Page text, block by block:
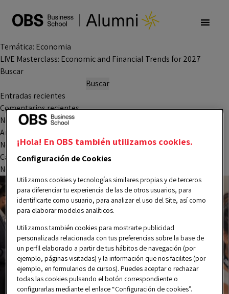
Temática: Economia
LIVE Masterclass: Economic and Financial Trends for 2027
Buscar
Buscar
Entradas recientes
Comentarios recientes
No hay comentarios que mostrar.
Archivos
No hay archivos que mostrar.
Categorías
No hay categorías
¡Hola! En OBS también utilizamos cookies.
Configuración de Cookies
Utilizamos cookies y tecnologías similares propias y de terceros
para diferenciar tu experiencia de las de otros usuarios, para
identificarte como usuario, para analizar el uso del Site, así como
para elaborar modelos analíticos.
Utilizamos también cookies para mostrarte publicidad
personalizada relacionada con tus preferencias sobre la base de
un perfil elaborado a partir de tus hábitos de navegación (por
ejemplo, páginas visitadas) y la información que nos facilites (por
ejemplo, en formularios de cursos). Puedes aceptar o rechazar
todas las cookies pulsando el botón correspondiente o
configurarlas mediante el enlace “Configuración de cookies”.